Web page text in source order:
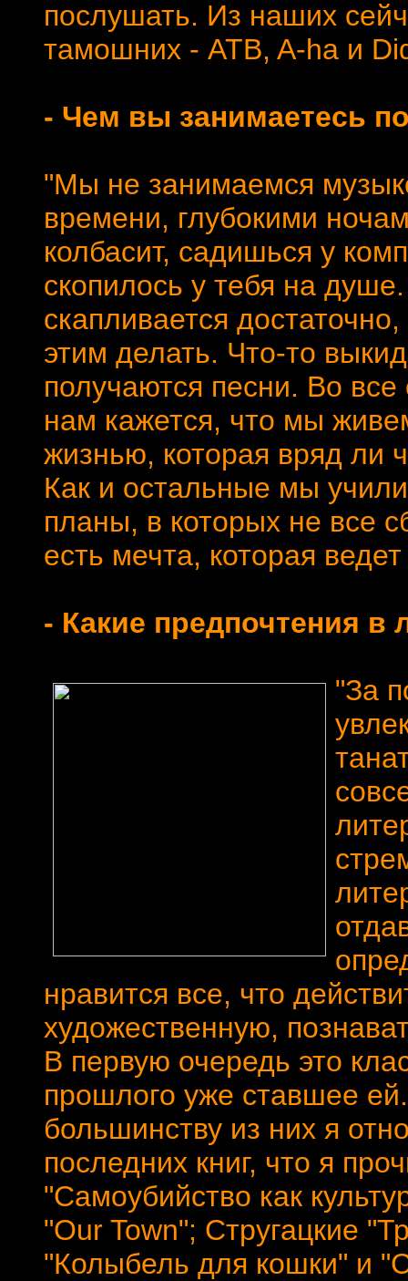
послушать. Из наших
тамошних - ATB, A-ha и
- Чем вы занимаетесь
"Мы не занимаемся
времени, глубокими
колбасит, садишься у
скопилось у тебя на
скапливается
этим делать. Что-то
получаются песни. Во
нам кажется, что мы
жизнью, которая вряд ли
Как и остальные мы
планы, в которых не все
есть мечта, которая
- Какие предпочтения в
"За
нравится все, что
художественную,
В первую очередь это
прошлого уже ставшее
большинству из них я
последних книг, что я
"Самоубийство как
"Our Town"; Стругацкие
"Колыбель для кошки" и